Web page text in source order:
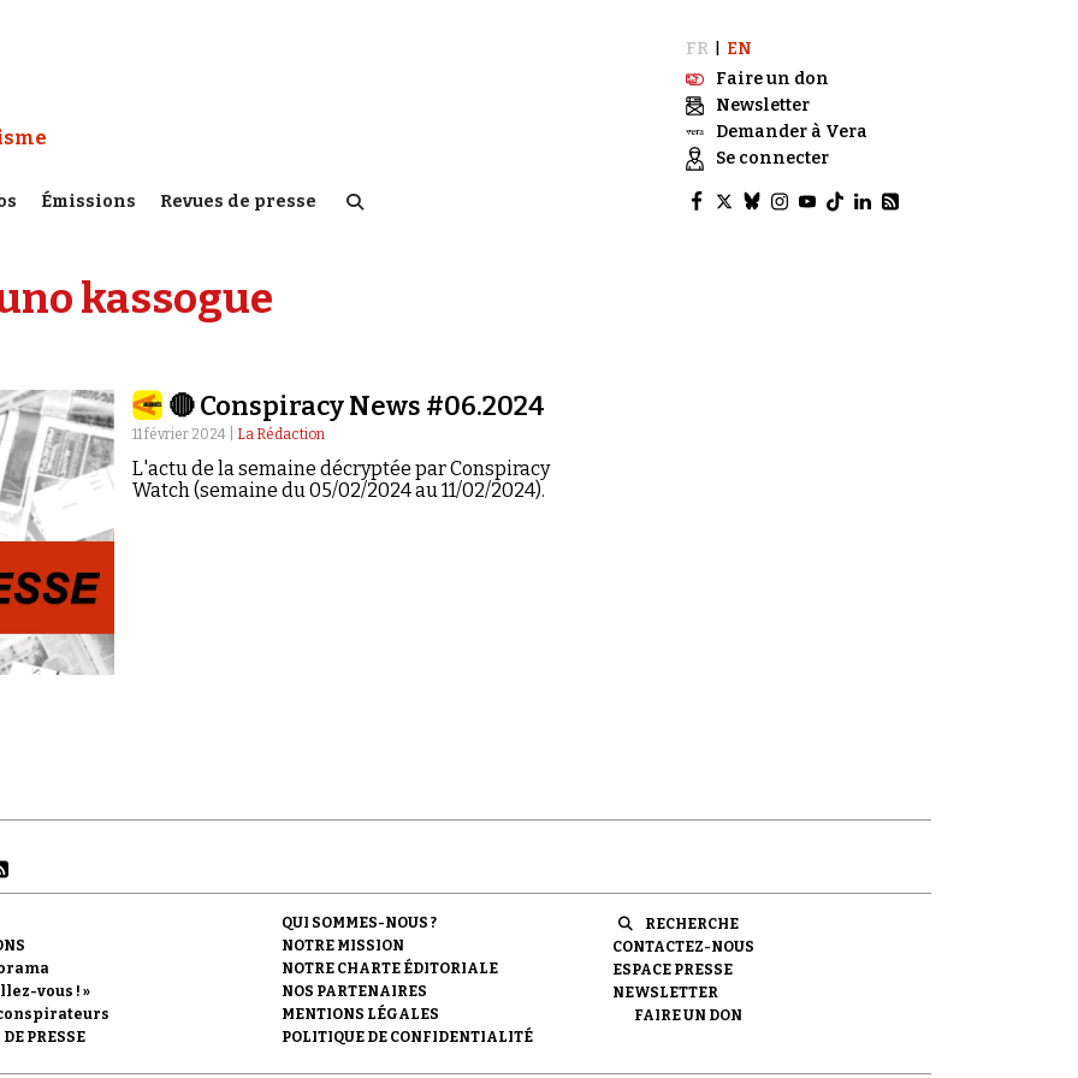
:
Émissions Revues de presse
FR
EN
Faire un don
Newsletter
Demander à Vera
Se connecter
kassogue
🔴 Conspiracy News #06.2024
11 février 2024 | La Rédaction
L'actu de la semaine décryptée par Conspiracy
Watch (semaine du 05/02/2024 au 11/02/2024).
vous ! »
PRESSE
QUI SOMMES-NOUS ?
NOTRE MISSION
NOTRE CHARTE ÉDITORIALE
NOS PARTENAIRES
MENTIONS LÉGALES
POLITIQUE DE CONFIDENTIALITÉ
RECHERCHE
CONTACTEZ-NOUS
ESPACE PRESSE
NEWSLETTER
FAIRE UN DON